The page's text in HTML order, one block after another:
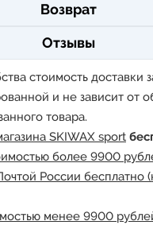
Возврат
Отзывы
стоимость доставки
и не зависит от
товара.
SKIWAX sport
более 9900
России бесплатно
менее 9900